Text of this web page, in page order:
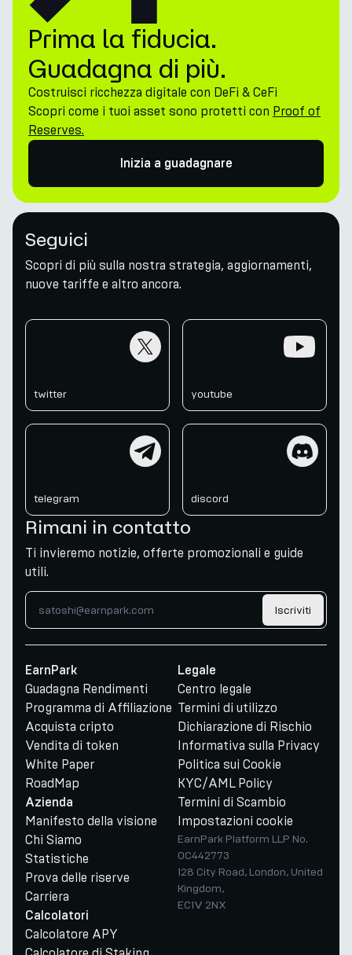
Prima la fiducia.
Guadagna di più.
Costruisci ricchezza digitale con DeFi & CeFi
Scopri come i tuoi asset sono protetti con Proof of
Reserves.
Inizia a guadagnare
Seguici
Scopri di più sulla nostra strategia, aggiornamenti,
nuove tariffe e altro ancora.
twitter youtube
telegram discord
Rimani in contatto
Ti invieremo notizie, offerte promozionali e guide
utili.
Iscriviti
EarnPark
Guadagna Rendimenti
Programma di Affiliazione
Acquista cripto
Vendita di token
White Paper
RoadMap
Azienda
Manifesto della visione
Chi Siamo
Statistiche
Prova delle riserve
Carriera
Calcolatori
Calcolatore APY
Legale
Centro legale
Termini di utilizzo
Dichiarazione di Rischio
Informativa sulla Privacy
Politica sui Cookie
KYC/AML Policy
Termini di Scambio
Impostazioni cookie
EarnPark Platform LLP No.
OC442773
128 City Road, London, United
Kingdom,
EC1V 2NX